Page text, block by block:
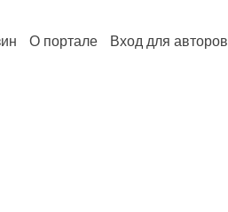
О портале Вход для авторов